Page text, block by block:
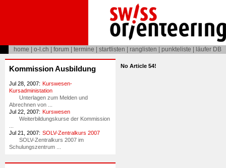
home o-l.ch forum termine startlisten ranglisten punkteliste läufer DB
Kommission Ausbildung
Jul 28, 2007: Kurswesen-
Kursadministation
Unterlagen zum Melden und
Abrechnen von ...
Jul 22, 2007: Kurswesen
Weiterbildungskurse der Kommission
Jul 21, 2007: SOLV-Zentralkurs 2007
SOLV-Zentralkurs 2007 im
Schulungszentrum ...
No Article 54!